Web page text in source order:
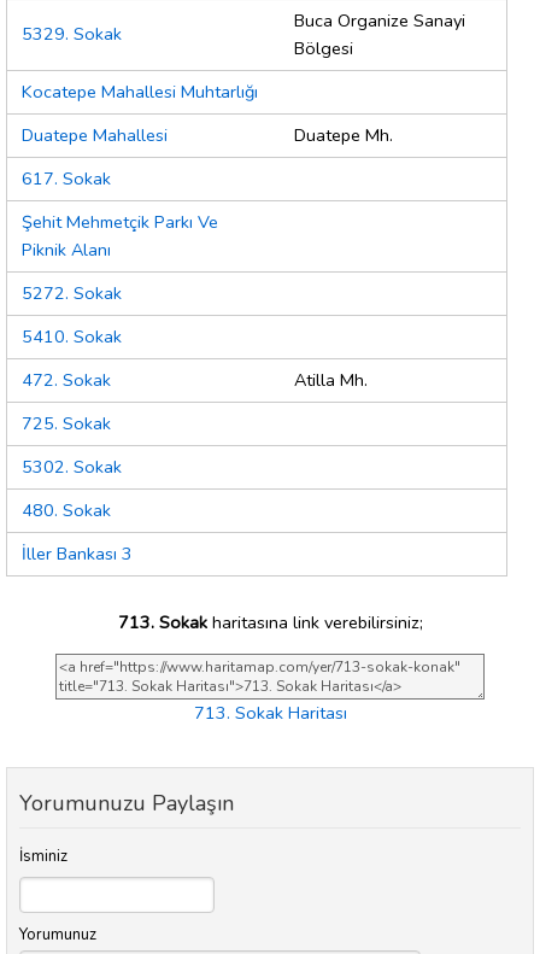
5329. Sokak
Buca Organize Sanayi
Bölgesi
Kocatepe Mahallesi Muhtarlığı
Duatepe Mahallesi
Duatepe Mh.
617. Sokak
Şehit Mehmetçik Parkı Ve
Piknik Alanı
5272. Sokak
5410. Sokak
472. Sokak
Atilla Mh.
725. Sokak
5302. Sokak
480. Sokak
İller Bankası 3
713. Sokakharitasına link verebilirsiniz;
713. Sokak Haritası
Yorumunuzu Paylaşın
İsminiz
Yorumunuz